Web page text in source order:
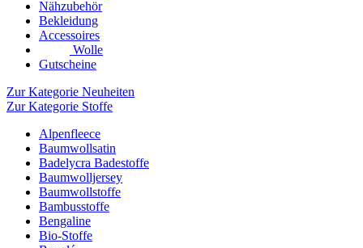
Nähzubehör
Bekleidung
Accessoires
Wolle
Gutscheine
Zur Kategorie Neuheiten
Zur Kategorie Stoffe
Alpenfleece
Baumwollsatin
Badelycra Badestoffe
Baumwolljersey
Baumwollstoffe
Bambusstoffe
Bengaline
Bio-Stoffe